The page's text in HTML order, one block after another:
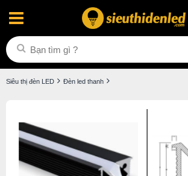
Siêu thị đèn LED Đèn led thanh